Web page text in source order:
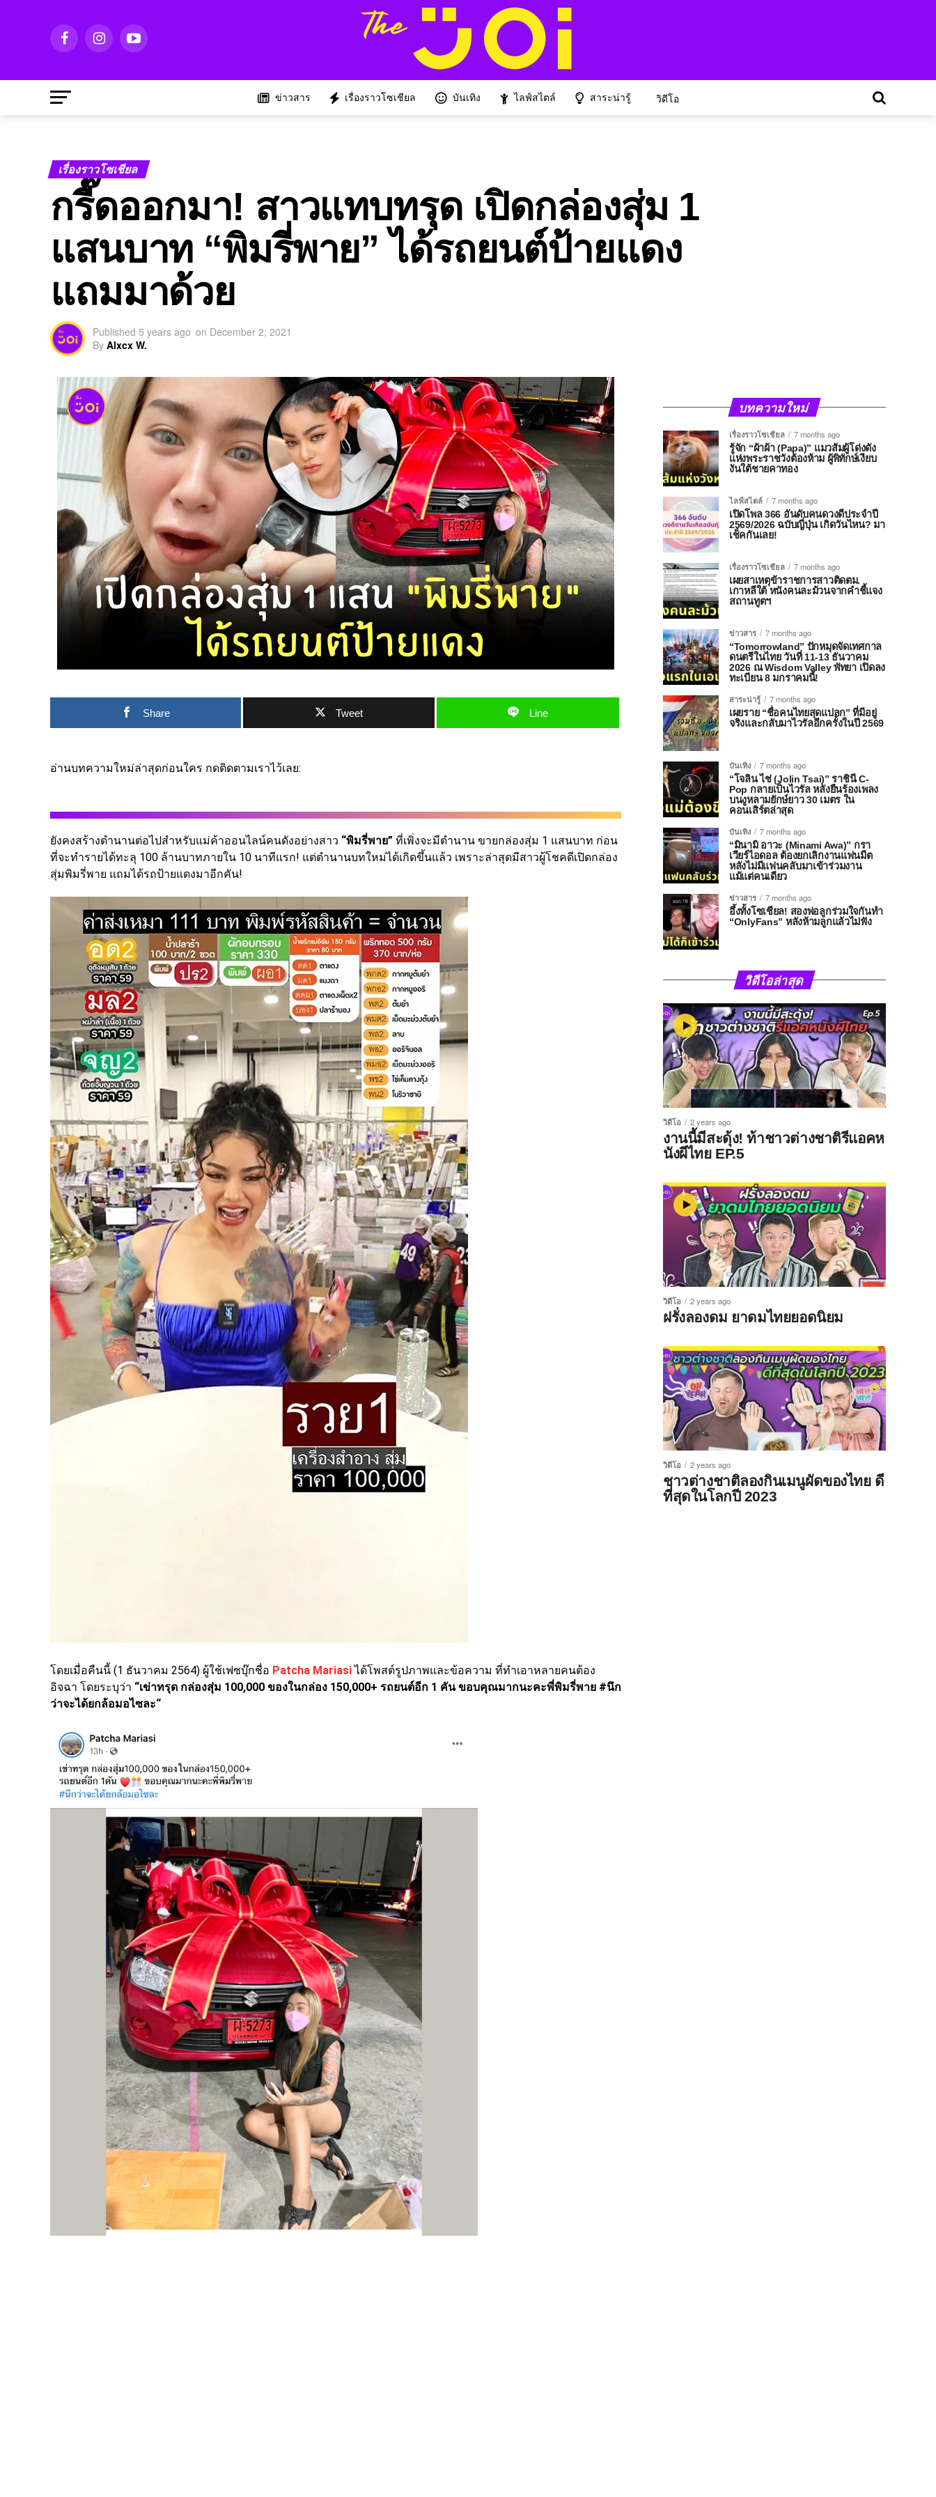
ข่าวสาร เรื่องราวโซเชียล บันเทิง ไลฟ์สไตล์ สาระน่ารู้ วิดีโอ
เรื่องราวโซเชียล
กรี๊ดออกมา! สาวแทบทรุด เปิดกล่องสุ่ม 1
แสนบาท “พิมรี่พาย” ได้รถยนต์ป้ายแดง
แถมมาด้วย
Published 5 years ago on December 2, 2021
By Alxcx W.
Share Tweet Line
อ่านบทความใหม่ล่าสุดก่อนใคร กดติดตามเราไว้เลย:
ยังคงสร้างตำนานต่อไปสำหรับแม่ค้าออนไลน์คนดังอย่างสาว “พิมรี่พาย” ที่เพิ่งจะมีตำนาน ขายกล่องสุ่ม 1 แสนบาท ก่อน
ที่จะทำรายได้ทะลุ 100 ล้านบาทภายใน 10 นาทีแรก! แต่ตำนานบทใหม่ได้เกิดขึ้นแล้ว เพราะล่าสุดมีสาวผู้โชคดีเปิดกล่อง
สุ่มพิมรี่พาย แถมได้รถป้ายแดงมาอีกคัน!
โดยเมื่อคืนนี้ (1 ธันวาคม 2564) ผู้ใช้เฟซบุ๊กชื่อ Patcha Mariasiได้โพสต์รูปภาพและข้อความ ที่ทำเอาหลายคนต้อง
อิจฉา โดยระบุว่า “เข่าทรุด กล่องสุ่ม 100,000 ของในกล่อง 150,000+ รถยนต์อีก 1 คัน ขอบคุณมากนะคะพี่พิมรี่พาย #นึก
ว่าจะได้ยกล้อมอไซละ“
บทความใหม่
เรื่องราวโซเชียล
7 months ago
รู้จัก “ผ้าผ้า (Papa)” แมวส้มผู้โด่งดัง
แห่งพระราชวังต้องห้าม ผู้พิทักษ์เงียบ
งันใต้ชายคาทอง
ไลฟ์สไตล์
7 months ago
เปิดโพล 366 อันดับคนดวงดีประจำปี
2569/2026 ฉบับญี่ปุ่น เกิดวันไหน? มา
เช็คกันเลย!
เรื่องราวโซเชียล
7 months ago
เผยสาเหตุข้าราชการสาวติดตม.
เกาหลีใต้ หนังคนละม้วนจากคำชี้แจง
สถานทูตฯ
ข่าวสาร
7 months ago
“Tomorrowland” ปักหมุดจัดเทศกาล
ดนตรีในไทย วันที่ 11-13 ธันวาคม
2026 ณ Wisdom Valley พัทยา เปิดลง
ทะเบียน 8 มกราคมนี้!
สาระน่ารู้
7 months ago
เผยราย “ชื่อคนไทยสุดแปลก” ที่มีอยู่
จริงและกลับมาไวรัลอีกครั้งในปี 2569
บันเทิง
7 months ago
“โจลิน ไช่ (Jolin Tsai)” ราชินี C-
Pop กลายเป็นไวรัล หลังยืนร้องเพลง
บนงูหลามยักษ์ยาว 30 เมตร ใน
คอนเสิร์ตล่าสุด
บันเทิง
7 months ago
“มินามิ อาวะ (Minami Awa)” กรา
เวียร์ไอดอล ต้องยกเลิกงานแฟนมีต
หลังไม่มีแฟนคลับมาเข้าร่วมงาน
แม้แต่คนเดียว
ข่าวสาร
7 months ago
อึ้งทั้งโซเชียล! สองพ่อลูกร่วมใจกันทำ
“OnlyFans” หลังห้ามลูกแล้วไม่ฟัง
วิดีโอล่าสุด
วิดีโอ 2 years ago
งานนี้มีสะดุ้ง! ท้าชาวต่างชาติรีแอคห
นังผีไทย EP.5
วิดีโอ 2 years ago
ฝรั่งลองดม ยาดมไทยยอดนิยม
วิดีโอ 2 years ago
ชาวต่างชาติลองกินเมนูผัดของไทย ดี
ที่สุดในโลกปี 2023